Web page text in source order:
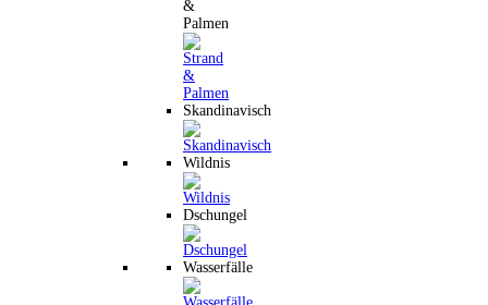
&
Palmen
Skandinavisch
Wildnis
Dschungel
Wasserfälle